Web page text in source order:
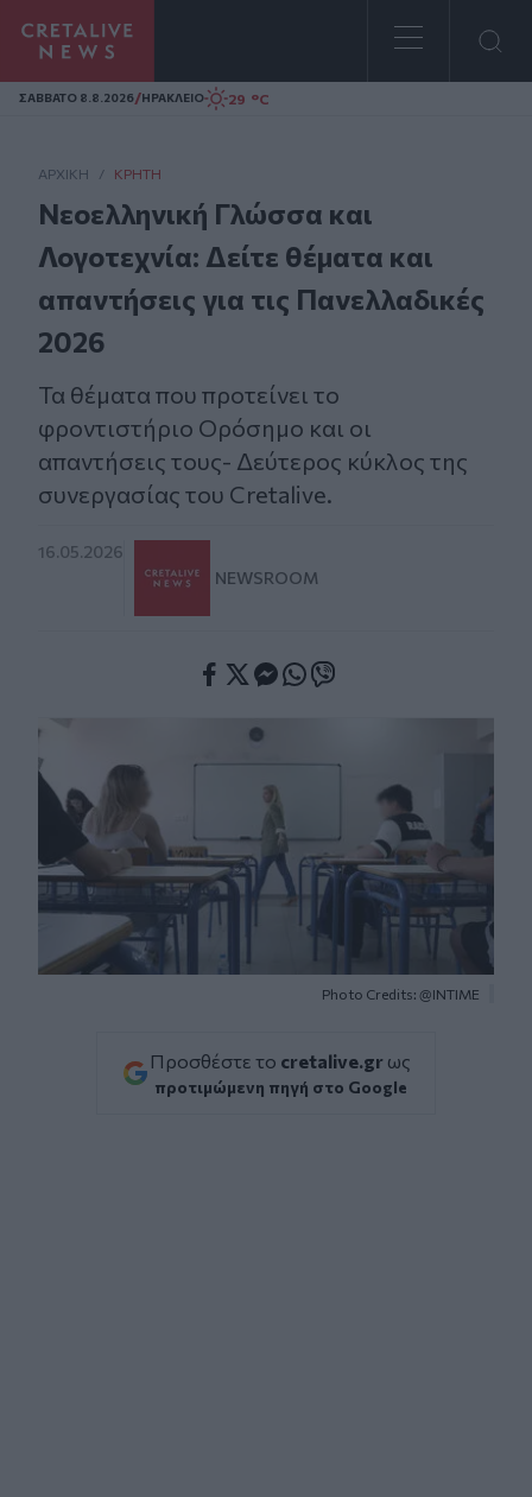
Homepage
ΣAΒΒΑΤΟ 8.8.2026/ΗΡΑΚΛΕΙΟ 29 °C
ΑΡΧΙΚΗ / ΚΡΉΤΗ
Νεοελληνική Γλώσσα και
Λογοτεχνία: Δείτε θέματα και
απαντήσεις για τις Πανελλαδικές
2026
Τα θέματα που προτείνει το
φροντιστήριο Ορόσημο και οι
απαντήσεις τους- Δεύτερος κύκλος της
συνεργασίας του Cretalive.
16.05.2026
NEWSROOM
Photo Credits: @INTIME
Προσθέστε το cretalive.gr ως
προτιμώμενη πηγή στο Google